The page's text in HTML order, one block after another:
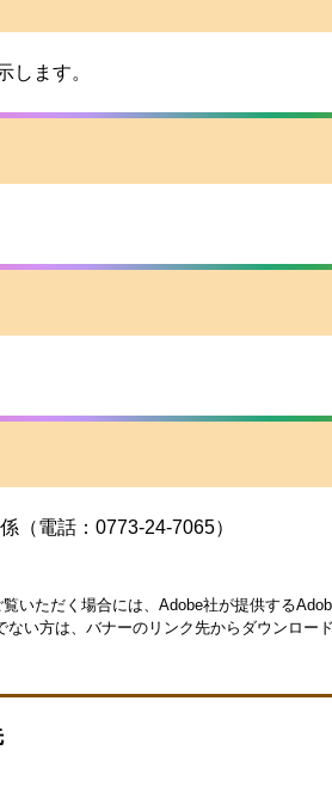
します。
（電話：0773-24-7065）
いただく場合には、Adobe社が提供する
ない方は、バナーのリンク先からダウンロー